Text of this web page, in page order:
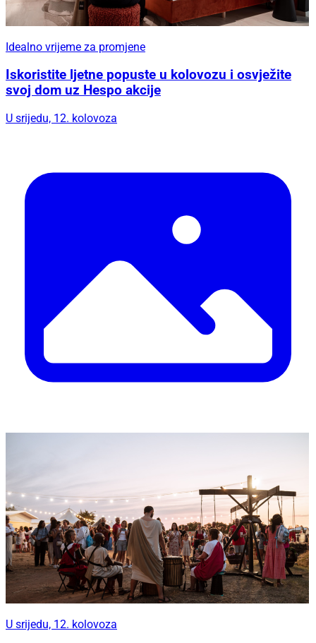
Idealno vrijeme za promjene
Iskoristite ljetne popuste u kolovozu i osvježite
svoj dom uz Hespo akcije
U srijedu, 12. kolovoza
U srijedu, 12. kolovoza